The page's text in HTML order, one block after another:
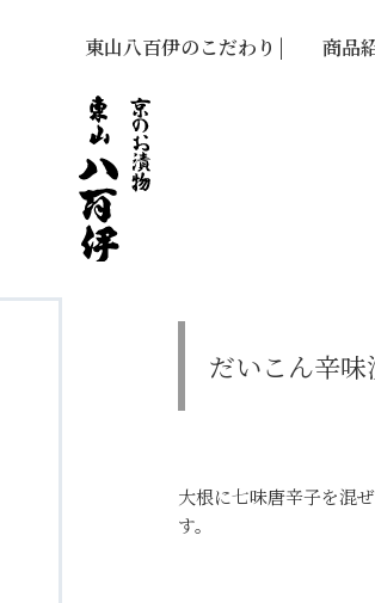
東山八百伊のこだわり 商品
だいこん辛味
大根に七味唐辛子を混
す。